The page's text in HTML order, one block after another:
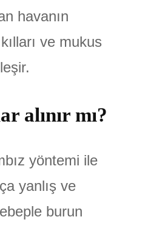
havanın
ve mukus
alınır mı?
yöntemi ile
yanlış ve
burun